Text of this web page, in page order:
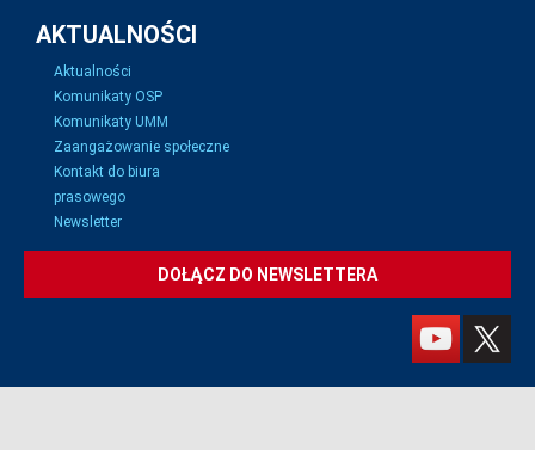
AKTUALNOŚCI
Aktualności
Komunikaty OSP
Komunikaty UMM
Zaangażowanie społeczne
Kontakt do biura
prasowego
Newsletter
DOŁĄCZ DO NEWSLETTERA